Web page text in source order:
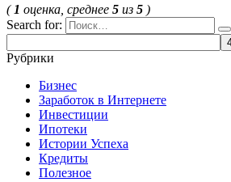
( 1 оценка, среднее 5 из 5 )
Search for:
Рубрики
Бизнес
Заработок в Интернете
Инвестиции
Ипотеки
Истории Успеха
Кредиты
Полезное